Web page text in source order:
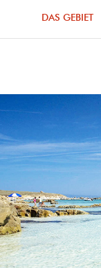
DAS GEBIET